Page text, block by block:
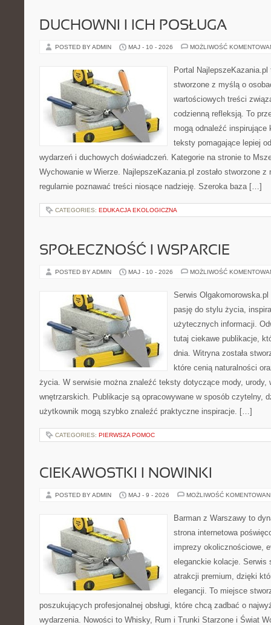
DUCHOWNI I ICH POSŁUGA
POSTED BY ADMIN MAJ - 10 - 2026 MOŻLIWOŚĆ
Portal
stworzone z myślą o
wartościowych treści
codzienną refleksją. To
mogą odnaleźć inspirujące
teksty pomagające lepiej
wydarzeń i duchowych doświadczeń. Kategorie na stronie to
Wychowanie w Wierze. NajlepszeKazania.pl zostało stworzone
regularnie poznawać treści niosące nadzieję. Szeroka baza […]
CATEGORIES: EDUKACJA EKOLOGICZNA
SPOŁECZNOŚĆ I WSPARCIE
POSTED BY ADMIN MAJ - 10 - 2026 MOŻLIWOŚĆ
Serwis
pasję do stylu życia,
użytecznych informacji.
tutaj ciekawe publikacje,
dnia. Witryna została
które cenią naturalności
życia. W serwisie można znaleźć teksty dotyczące mody, urody,
wnętrzarskich. Publikacje są opracowywane w sposób czytelny,
użytkownik mogą szybko znaleźć praktyczne inspiracje. […]
CATEGORIES: PIERWSZA POMOC
CIEKAWOSTKI I NOWINKI
POSTED BY ADMIN MAJ - 9 - 2026 MOŻLIWOŚĆ
Barman z Warszawy to
strona internetowa
imprezy okolicznościowe,
eleganckie kolacje. Serwis
atrakcji premium, dzięki
elegancji. To miejsce
poszukujących profesjonalnej obsługi, które chcą zadbać o
wydarzenia. Nowości to Whisky, Rum i Trunki Starzone i Świat